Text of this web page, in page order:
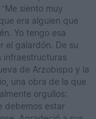
siento muy
era alguien que
Yo tengo esa
el galardón. De su
infraestructuras
de Arzobispo y la
una obra de la que
orgullos:
debemos estar